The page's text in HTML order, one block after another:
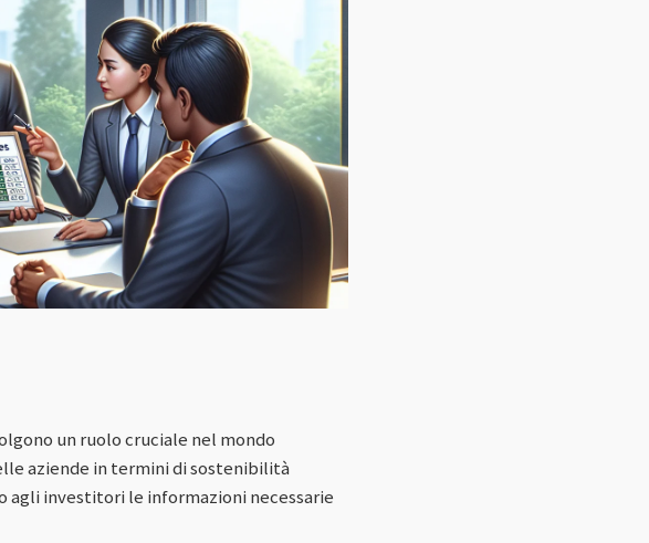
un ruolo cruciale nel mondo
aziende in termini di sostenibilità
agli investitori le informazioni necessarie